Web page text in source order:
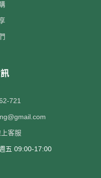
721
客服
五 09:00-17:00